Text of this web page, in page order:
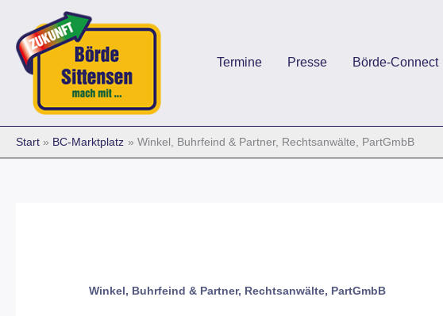
springen
Termine Presse Börde-Connect
Start BC-Marktplatz Winkel, Buhrfeind & Partner, Rechtsanwälte, PartGmbB
Winkel, Buhrfeind & Partner, Rechtsanwälte, PartGmbB